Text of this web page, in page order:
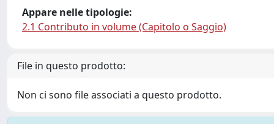
Appare nelle tipologie:
2.1 Contributo in volume (Capitolo o Saggio)
File in questo prodotto:
Non ci sono file associati a questo prodotto.